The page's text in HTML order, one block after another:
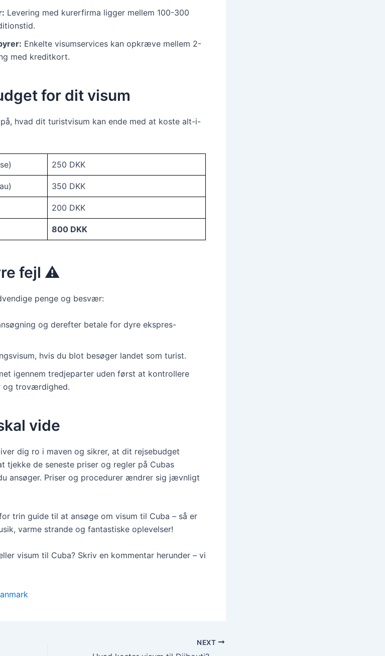
Levering med kurerfirma ligger mellem 100-300
Enkelte visumservices kan opkræve mellem 2-
med kreditkort.
for dit visum
hvad dit turistvisum kan ende med at koste alt-i-
250 DKK
350 DKK
200 DKK
800 DKK
fejl ⚠️
penge og besvær:
og derefter betale for dyre ekspres-
hvis du blot besøger landet som turist.
igennem tredjeparter uden først at kontrollere
og troværdighed.
vide
dig ro i maven og sikrer, at dit rejsebudget
tjekke de seneste priser og regler på Cubas
ansøger. Priser og procedurer ændrer sig jævnligt
trin guide til at ansøge om visum til Cuba – så er
varme strande og fantastiske oplevelser!
visum til Cuba? Skriv en kommentar herunder – vi
NEXT